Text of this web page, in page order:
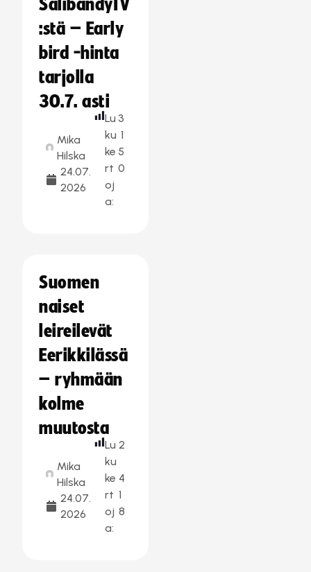
SalibandyTV
:stä – Early
bird -hinta
tarjolla
30.7. asti
Mika
Hilska
24.07.
2026
Lu
ku
ke
rt
oj
a:
3
1
5
0
Suomen
naiset
leireilevät
Eerikkilässä
– ryhmään
kolme
muutosta
Mika
Hilska
24.07.
2026
Lu
ku
ke
rt
oj
a:
2
4
1
8